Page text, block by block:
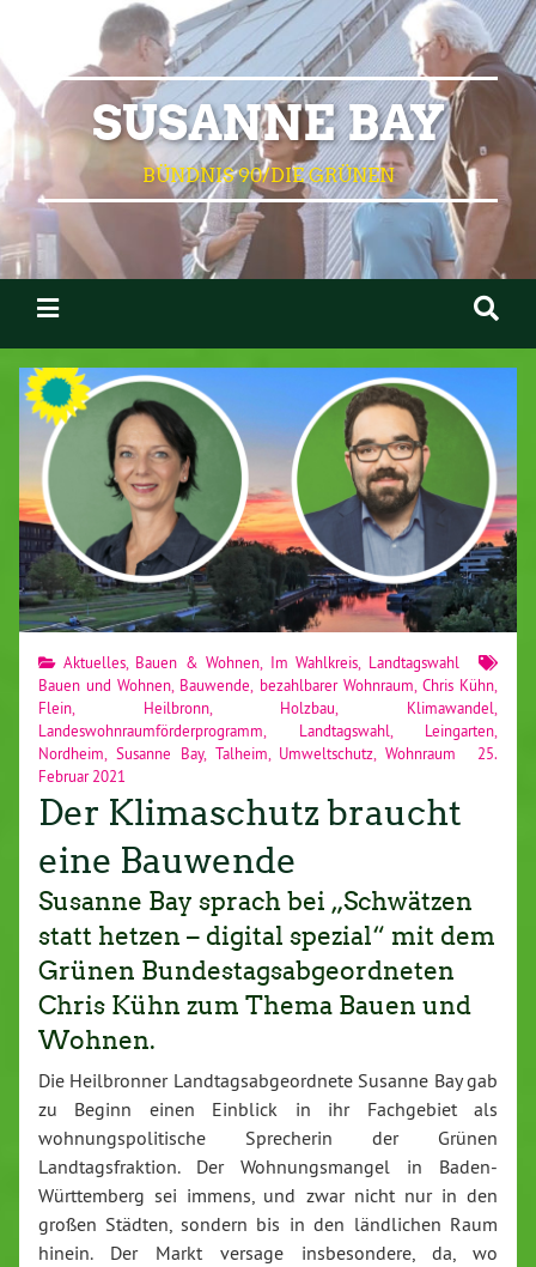
SUSANNE BAY
BÜNDNIS 90/DIE GRÜNEN
Aktuelles, Bauen & Wohnen Im Wahlkreis
Landtagswahl
Bauen und Wohnen Bauwende bezahlbarer Wohnraum Chris Kühn
Flein
Heilbronn, Holzbau Klimawandel
Landeswohnraumförderprogramm
Landtagswahl Leingarten
Nordheim
Susanne Bay, Talheim Umweltschutz ,Wohnraum
25.
Februar 2021
Der Klimaschutz braucht
eine Bauwende
Susanne Bay sprach bei „Schwätzen
statt hetzen – digital spezial“ mit dem
Grünen Bundestagsabgeordneten
Chris Kühn zum Thema Bauen und
Wohnen.
Die Heilbronner Landtagsabgeordnete Susanne Bay gab
zu Beginn einen Einblick in ihr Fachgebiet als
wohnungspolitische Sprecherin der Grünen
Landtagsfraktion. Der Wohnungsmangel in Baden-
Württemberg sei immens, und zwar nicht nur in den
großen Städten, sondern bis in den ländlichen Raum
hinein. Der Markt versage insbesondere, da, wo